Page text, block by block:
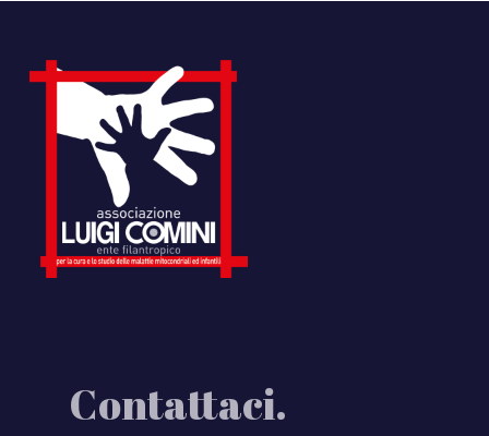
Contattaci.